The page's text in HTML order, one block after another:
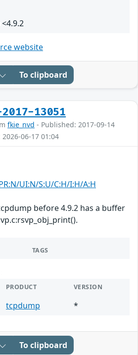
website
To clipboard
2017-13051
fkie_nvd - Published: 2017-09-14
06-17 01:04
UI:N/S:U/C:H/I:H/A:H
before 4.9.2 has a buffer
TAGS
PRODUCT VERSION
tcpdump *
To clipboard